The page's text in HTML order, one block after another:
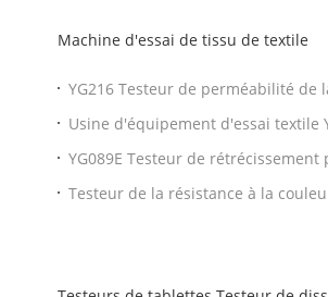
Machine d'essai de tissu de textile
YG216 Testeur de perméabilité
tissu textile ASTM E96
Usine d'équipement d'essai textile
YG089E Testeur de
automatique 1 an de garantie
Testeur de la résistance à la